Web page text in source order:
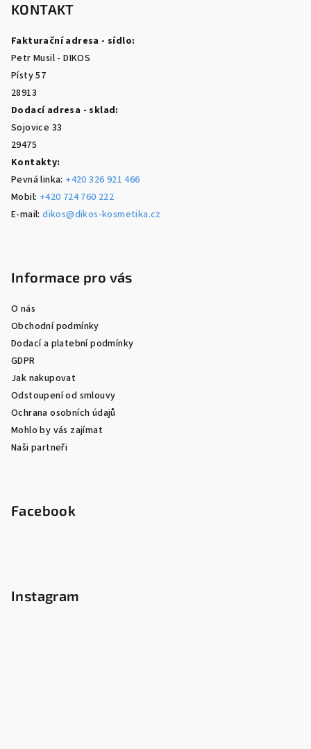
KONTAKT
Fakturační adresa - sídlo:
Petr Musil - DIKOS
Písty 57
28913
Dodací adresa - sklad:
Sojovice 33
29475
Kontakty:
Pevná linka: +420 326 921 466
Mobil: +420 724 760 222
E-mail:dikos@dikos-kosmetika.cz
Informace pro vás
O nás
Obchodní podmínky
Dodací a platební podmínky
GDPR
Jak nakupovat
Odstoupení od smlouvy
Ochrana osobních údajů
Mohlo by vás zajímat
Naši partneři
Facebook
Instagram